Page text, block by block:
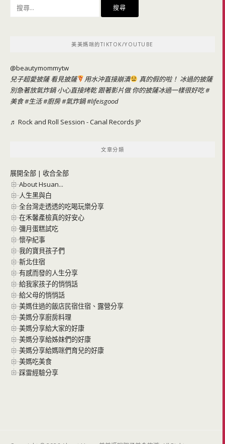
美美媽咪的TIKTOK/YOUTUBE
@beautymommytw
兒子超愛披薩 看見披薩
用水沖直接崩潰
真的假的啦！ 冰過的披薩
別急著放氣炸鍋 小心直接烤乾 跟著影片做 你的披薩冰過一樣很好吃#
美食#生活#廚房#氣炸鍋#lifeisgood
♬ Rock and Roll Session - Canal Records JP
文章分類
展開全部 | 收合全部
About Hsuan...
人生黑與白
全台灣走透透的吃喝玩樂分享
在禾馨產檢真的好安心
彌月蛋糕試吃
懷孕紀事
我的寶貝孩子們
新北住宿
有感而發的人生分享
給我家孩子的悄悄話
給父母的悄悄話
美媽住過的飯店民宿住宿、露營分享
美媽分享廚房料理
美媽分享給大家的好康
美媽分享給姊妹們的好康
美媽分享給媽咪們育兒的好康
美媽吃美食
踩雷經驗分享